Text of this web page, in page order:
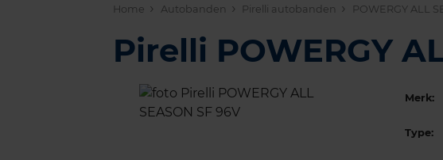
Home Autobanden Pirelli autobanden POWERGY ALL
Pirelli POWERGY
Merk:
Type: